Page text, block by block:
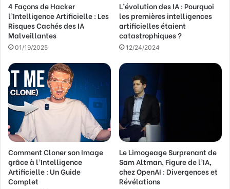
e
E
m
a
i
4 Façons de Hacker
l’Intelligence Artificielle : Les
Risques Cachés des IA
Malveillantes
01/19/2025
L’évolution des IA : Pourquoi
les premières intelligences
artificielles étaient
catastrophiques ?
12/24/2024
Comment Cloner son Image
grâce à l’Intelligence
Artificielle : Un Guide
Complet
Le Limogeage Surprenant de
Sam Altman, Figure de l’IA,
chez OpenAI : Divergences et
Révélations